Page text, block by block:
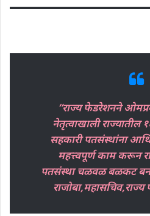
“राज्य फेडरेशनने
नेतृत्वाखाली राज्यातील
सहकारी पतसंस्थांना
महत्त्वपूर्ण काम करून
पतसंस्था चळवळ बळकट